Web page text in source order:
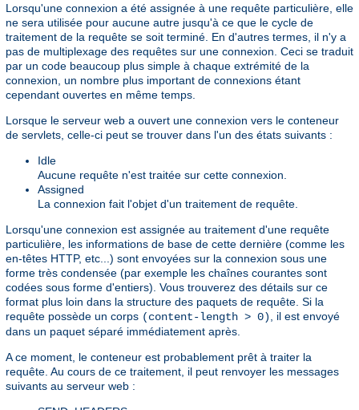
Lorsqu'une connexion a été assignée à une requête particulière, elle
ne sera utilisée pour aucune autre jusqu'à ce que le cycle de
traitement de la requête se soit terminé. En d'autres termes, il n'y a
pas de multiplexage des requêtes sur une connexion. Ceci se traduit
par un code beaucoup plus simple à chaque extrémité de la
connexion, un nombre plus important de connexions étant
cependant ouvertes en même temps.
Lorsque le serveur web a ouvert une connexion vers le conteneur
de servlets, celle-ci peut se trouver dans l'un des états suivants :
Idle
Aucune requête n'est traitée sur cette connexion.
Assigned
La connexion fait l'objet d'un traitement de requête.
Lorsqu'une connexion est assignée au traitement d'une requête
particulière, les informations de base de cette dernière (comme les
en-têtes HTTP, etc...) sont envoyées sur la connexion sous une
forme très condensée (par exemple les chaînes courantes sont
codées sous forme d'entiers). Vous trouverez des détails sur ce
format plus loin dans la structure des paquets de requête. Si la
requête possède un corps (content-length > 0)
, il est envoyé
dans un paquet séparé immédiatement après.
A ce moment, le conteneur est probablement prêt à traiter la
requête. Au cours de ce traitement, il peut renvoyer les messages
suivants au serveur web :